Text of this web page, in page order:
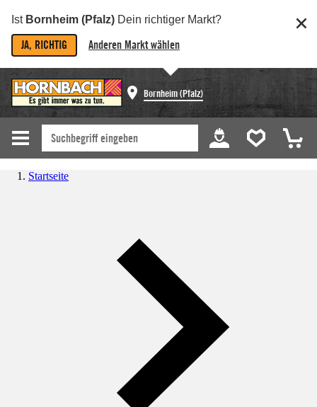
Ist Bornheim (Pfalz) Dein richtiger Markt?
JA, RICHTIG Anderen Markt wählen
Bornheim (Pfalz)
Startseite